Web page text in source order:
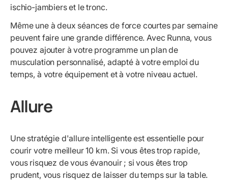
ischio-jambiers et le tronc.
Même une à deux séances de force courtes par semaine
peuvent faire une grande différence. Avec Runna, vous
pouvez ajouter à votre programme un plan de
musculation personnalisé, adapté à votre emploi du
temps, à votre équipement et à votre niveau actuel.
Allure
Une stratégie d'allure intelligente est essentielle pour
courir votre meilleur 10 km. Si vous êtes trop rapide,
vous risquez de vous évanouir ; si vous êtes trop
prudent, vous risquez de laisser du temps sur la table.